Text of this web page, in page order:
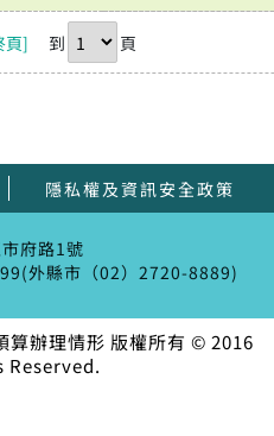
頁] 到 頁
隱私權及資訊安全政策
府路1號
外縣市（02）2720-8889)
算辦理情形 版權所有 © 2016
Reserved.